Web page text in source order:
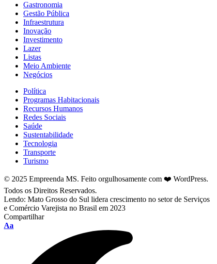
Gastronomia
Gestão Pública
Infraestrutura
Inovação
Investimento
Lazer
Listas
Meio Ambiente
Negócios
Política
Programas Habitacionais
Recursos Humanos
Redes Sociais
Saúde
Sustentabilidade
Tecnologia
Transporte
Turismo
© 2025 Empreenda MS. Feito orgulhosamente com ❤️ WordPress.
Todos os Direitos Reservados.
Lendo: Mato Grosso do Sul lidera crescimento no setor de Serviços
e Comércio Varejista no Brasil em 2023
Compartilhar
Font
Aa